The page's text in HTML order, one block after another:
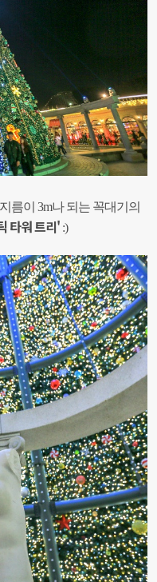
름이 3m나 되는 꼭대기의
타워 트리' :)